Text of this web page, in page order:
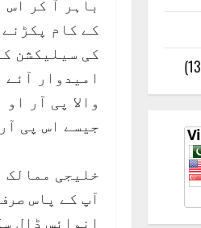
باہر آ کر
کے کام
کی سیلیکشن
امیدوار
والا پی آر
جیسے اس پی
خلیجی ممالک